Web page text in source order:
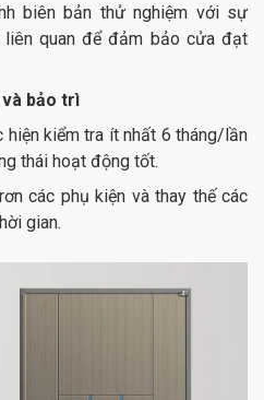
biên bản thử nghiệm với sự
liên quan để đảm bảo cửa đạt
bảo trì
hiện kiểm tra ít nhất 6 tháng/lần
thái hoạt động tốt.
các phụ kiện và thay thế các
gian.